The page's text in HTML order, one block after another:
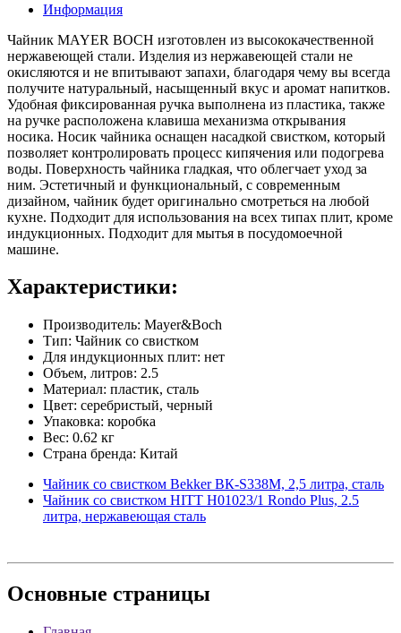
Информация
Чайник MAYER BOCH изготовлен из высококачественной
нержавеющей стали. Изделия из нержавеющей стали не
окисляются и не впитывают запахи, благодаря чему вы всегда
получите натуральный, насыщенный вкус и аромат напитков.
Удобная фиксированная ручка выполнена из пластика, также
на ручке расположена клавиша механизма открывания
носика. Носик чайника оснащен насадкой свистком, который
позволяет контролировать процесс кипячения или подогрева
воды. Поверхность чайника гладкая, что облегчает уход за
ним. Эстетичный и функциональный, с современным
дизайном, чайник будет оригинально смотреться на любой
кухне. Подходит для использования на всех типах плит, кроме
индукционных. Подходит для мытья в посудомоечной
машине.
Характеристики:
Производитель: Mayer&Boch
Тип: Чайник со свистком
Для индукционных плит: нет
Объем, литров: 2.5
Материал: пластик, сталь
Цвет: серебристый, черный
Упаковка: коробка
Вес: 0.62 кг
Страна бренда: Китай
Чайник со свистком Bekker ВК-S338М, 2,5 литра, сталь
Чайник со свистком HITT H01023/1 Rondo Plus, 2.5
литра, нержавеющая сталь
Основные страницы